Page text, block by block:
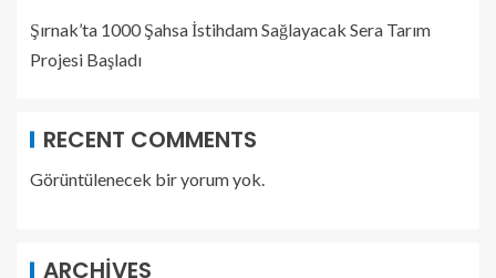
Şırnak’ta 1000 Şahsa İstihdam Sağlayacak Sera Tarım
Projesi Başladı
RECENT COMMENTS
Görüntülenecek bir yorum yok.
ARCHIVES